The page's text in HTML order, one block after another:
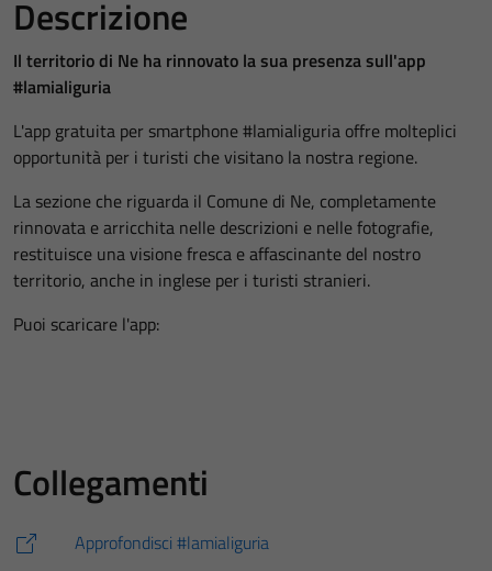
Descrizione
Il territorio di Ne ha rinnovato la sua presenza sull'app
#lamialiguria
L'app gratuita per smartphone #lamialiguria offre molteplici
opportunità per i turisti che visitano la nostra regione.
La sezione che riguarda il Comune di Ne, completamente
rinnovata e arricchita nelle descrizioni e nelle fotografie,
restituisce una visione fresca e affascinante del nostro
territorio, anche in inglese per i turisti stranieri.
Puoi scaricare l'app:
Collegamenti
Approfondisci #lamialiguria